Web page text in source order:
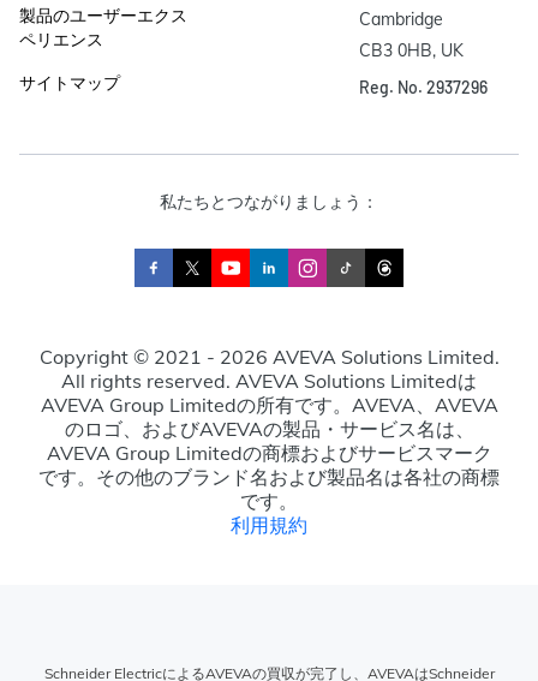
製品のユーザーエクス
ペリエンス
サイトマップ
Cambridge
CB3 0HB, UK
Reg. No. 2937296
私たちとつながりましょう：
Copyright © 2021 - 2026 AVEVA Solutions Limited.
All rights reserved. AVEVA Solutions Limitedは
AVEVA Group Limitedの所有です。AVEVA、AVEVA
のロゴ、およびAVEVAの製品・サービス名は、
AVEVA Group Limitedの商標およびサービスマーク
です。その他のブランド名および製品名は各社の商標
です。
利用規約
Schneider ElectricによるAVEVAの買収が完了し、AVEVAはSchneider